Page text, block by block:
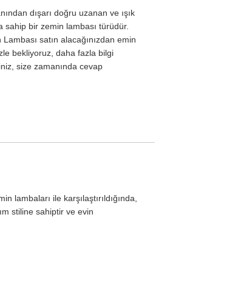
dışarı doğru uzanan ve ışık
bir zemin lambası türüdür.
satın alacağınızdan emin
bekliyoruz, daha fazla bilgi
size zamanında cevap
lambaları ile karşılaştırıldığında,
stiline sahiptir ve evin